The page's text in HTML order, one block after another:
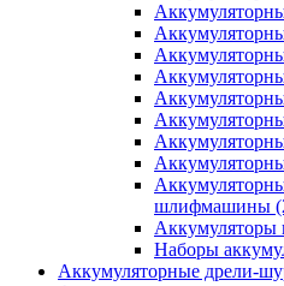
шлифмашины
Аккумуляторы
Наборы
Аккумуляторные дрели-